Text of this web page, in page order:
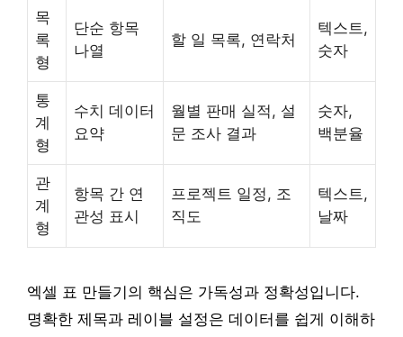
목
록
형
단순 항목
나열
할 일 목록, 연락처
텍스트,
숫자
통
계
형
수치 데이터
요약
월별 판매 실적, 설
문 조사 결과
숫자,
백분율
관
계
형
항목 간 연
관성 표시
프로젝트 일정, 조
직도
텍스트,
날짜
엑셀 표 만들기의 핵심은 가독성과 정확성입니다.
명확한 제목과 레이블 설정은 데이터를 쉽게 이해하